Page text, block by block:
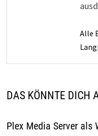
Alle
DAS KÖNNTE DICH
Plex Media Server als